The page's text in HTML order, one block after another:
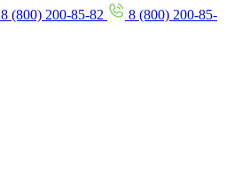
8 (800) 200-85-82
8 (800) 200-85-